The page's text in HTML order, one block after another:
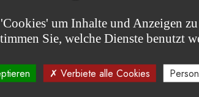
um Inhalte und Anzeigen
Sie, welche Dienste benutzt
Verbiete alle Cookies